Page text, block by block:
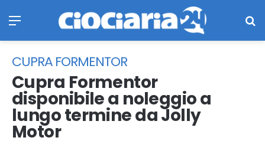
CUPRA FORMENTOR
Cupra Formentor
disponibile a noleggio a
lungo termine da Jolly
Motor